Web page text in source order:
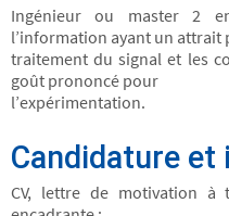
Ingénieur ou master 2
l’information ayant un attrait
traitement du signal et les
goût prononcé pour
l’expérimentation.
Candidature
CV, lettre de motivation à